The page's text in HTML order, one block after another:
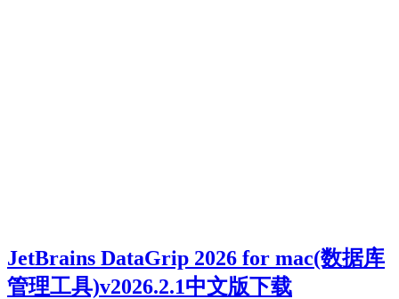
JetBrains DataGrip 2026 for mac(数据库
管理工具)v2026.2.1中文版下载